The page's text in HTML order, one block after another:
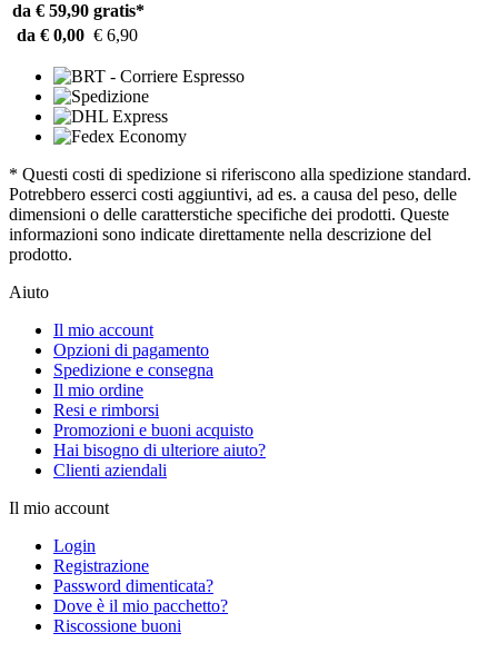
da € 59,90 gratis*
da € 0,00 € 6,90
* Questi costi di spedizione si riferiscono alla spedizione standard.
Potrebbero esserci costi aggiuntivi, ad es. a causa del peso, delle
dimensioni o delle caratterstiche specifiche dei prodotti. Queste
informazioni sono indicate direttamente nella descrizione del
prodotto.
Aiuto
Il mio account
Opzioni di pagamento
Spedizione e consegna
Il mio ordine
Resi e rimborsi
Promozioni e buoni acquisto
Hai bisogno di ulteriore aiuto?
Clienti aziendali
Il mio account
Login
Registrazione
Password dimenticata?
Dove è il mio pacchetto?
Riscossione buoni